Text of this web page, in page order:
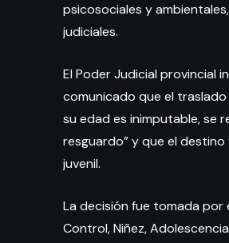
psicosociales y
judiciales.
El Poder Judicial provincial
comunicado que el
su edad es inimputable, se
resguardo” y que el
juvenil.
La decisión fue tomada por
Control, Niñez,